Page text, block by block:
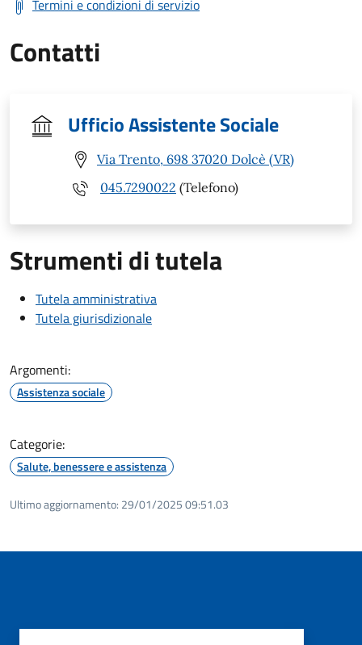
Termini e condizioni di servizio
Contatti
Ufficio Assistente Sociale
Via Trento, 698 37020 Dolcè (VR)
045.7290022 (Telefono)
Strumenti di tutela
Tutela amministrativa
Tutela giurisdizionale
Argomenti:
Assistenza sociale
Categorie:
Salute, benessere e assistenza
Ultimo aggiornamento: 29/01/2025 09:51.03